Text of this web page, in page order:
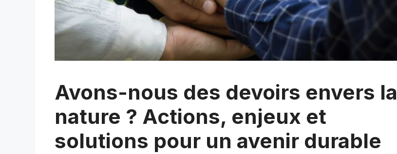
Avons-nous des devoirs envers la
nature ? Actions, enjeux et
solutions pour un avenir durable